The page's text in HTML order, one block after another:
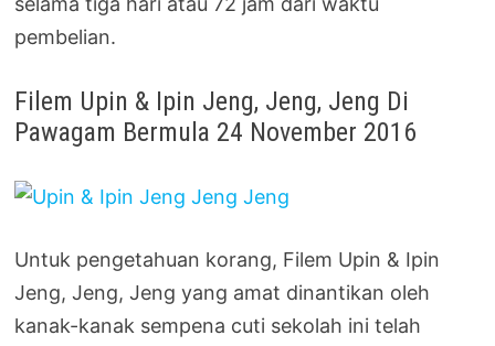
pembelian.
Filem Upin & Ipin Jeng, Jeng, Jeng Di
Pawagam Bermula 24 November 2016
Untuk pengetahuan korang, Filem Upin & Ipin
Jeng, Jeng, Jeng yang amat dinantikan oleh
kanak-kanak sempena cuti sekolah ini telah